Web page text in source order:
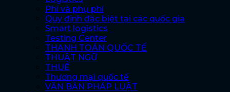
Phí và phụ phí
Quy định đặc biệt tại các quốc gia
Smart logistics
Testing Center
THANH TOÁN QUỐC TẾ
THUẬT NGỮ
THUẾ
Thương mại quốc tế
VĂN BẢN PHÁP LUẬT